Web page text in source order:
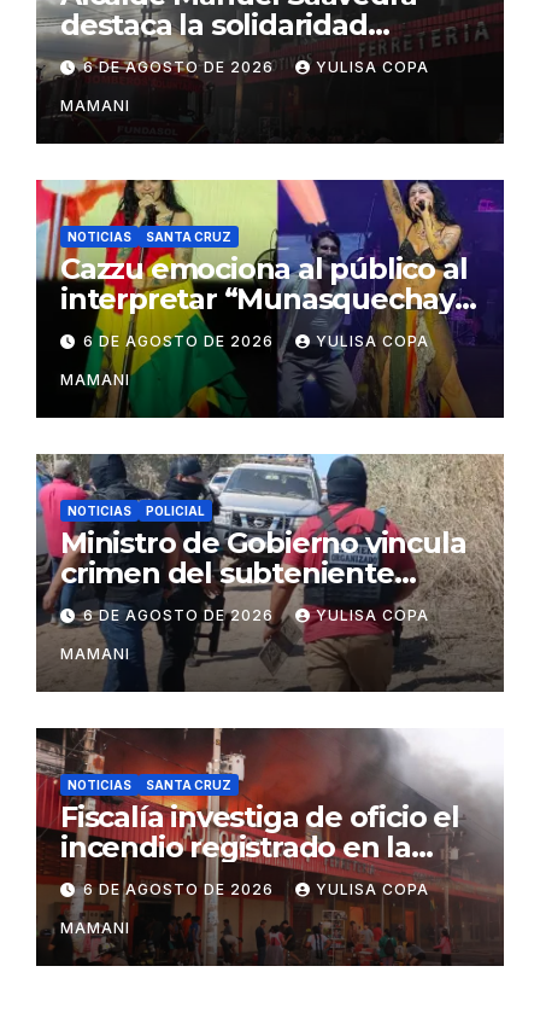
destaca la solidaridad
durante la emergencia en
Barrio Lindo
6 DE AGOSTO DE 2026 YULISA COPA
MAMANI
NOTICIAS SANTA CRUZ
Cazzu emociona al público al
interpretar “Munasquechay”
en su concierto en Santa
Cruz
6 DE AGOSTO DE 2026 YULISA COPA
MAMANI
NOTICIAS POLICIAL
Ministro de Gobierno vincula
crimen del subteniente
Salazar con la red de
Sebastián Marset
6 DE AGOSTO DE 2026 YULISA COPA
MAMANI
NOTICIAS SANTA CRUZ
Fiscalía investiga de oficio el
incendio registrado en la
feria Barrio Lindo
6 DE AGOSTO DE 2026 YULISA COPA
MAMANI